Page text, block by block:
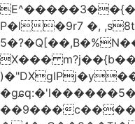
P�l�9r7 �,
X���
��9���